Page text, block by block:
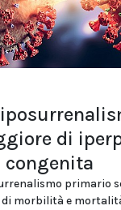
di
congenita
primario
morbilità e mortalità